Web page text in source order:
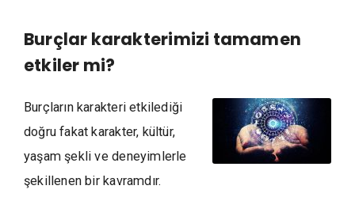
Burçlar karakterimizi tamamen
etkiler mi?
Burçların karakteri etkilediği
doğru fakat karakter, kültür,
yaşam şekli ve deneyimlerle
şekillenen bir kavramdır.